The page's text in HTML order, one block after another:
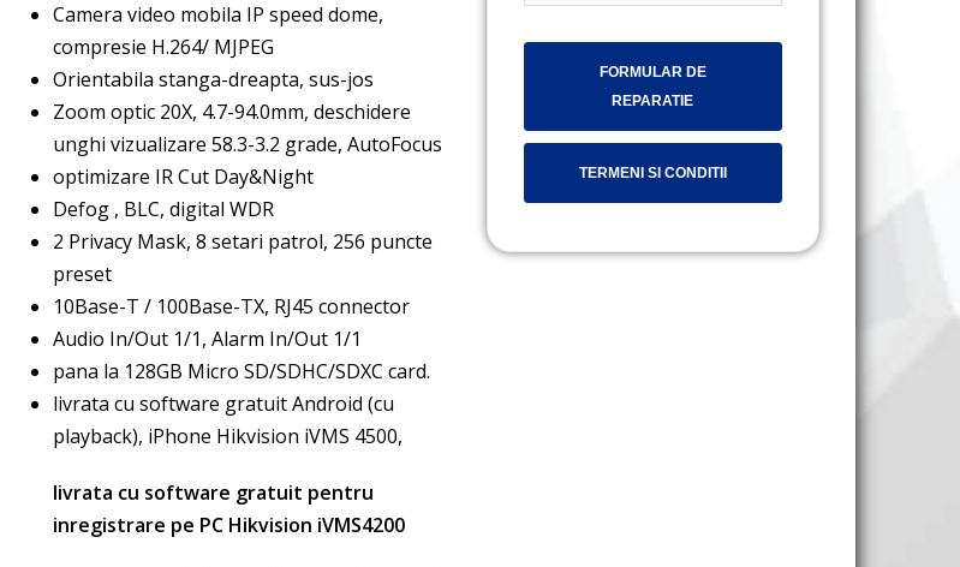
Camera video mobila IP speed dome,
compresie H.264/ MJPEG
Orientabila stanga-dreapta, sus-jos
Zoom optic 20X, 4.7-94.0mm, deschidere
unghi vizualizare 58.3-3.2 grade, AutoFocus
optimizare IR Cut Day&Night
Defog , BLC, digital WDR
2 Privacy Mask, 8 setari patrol, 256 puncte
preset
10Base-T / 100Base-TX, RJ45 connector
Audio In/Out 1/1, Alarm In/Out 1/1
pana la 128GB Micro SD/SDHC/SDXC card.
livrata cu software gratuit Android (cu
playback), iPhone Hikvision iVMS 4500,
livrata cu software gratuit pentru
inregistrare pe PC Hikvision iVMS4200
FORMULAR DE
REPARATIE
TERMENI SI CONDITII